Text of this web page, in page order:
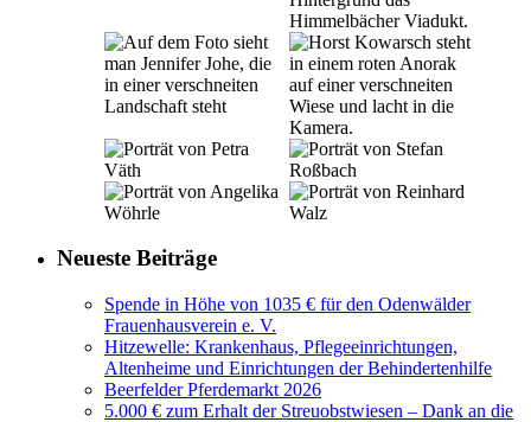
Neueste Beiträge
Spende in Höhe von 1035 € für den Odenwälder
Frauenhausverein e. V.
Hitzewelle: Krankenhaus, Pflegeeinrichtungen,
Altenheime und Einrichtungen der Behindertenhilfe
Beerfelder Pferdemarkt 2026
5.000 € zum Erhalt der Streuobstwiesen – Dank an die